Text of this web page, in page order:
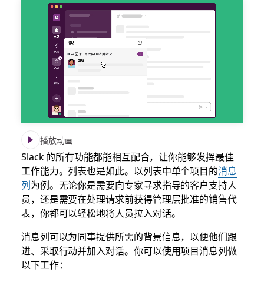
播放动画
Slack 的所有功能都能相互配合，让你能够发挥最佳
工作能力。列表也是如此。以列表中单个项目的消息
列为例。无论你是需要向专家寻求指导的客户支持人
员，还是需要在处理请求前获得管理层批准的销售代
表，你都可以轻松地将人员拉入对话。
消息列可以为同事提供所需的背景信息，以便他们跟
进、采取行动并加入对话。你可以使用项目消息列做
以下工作：